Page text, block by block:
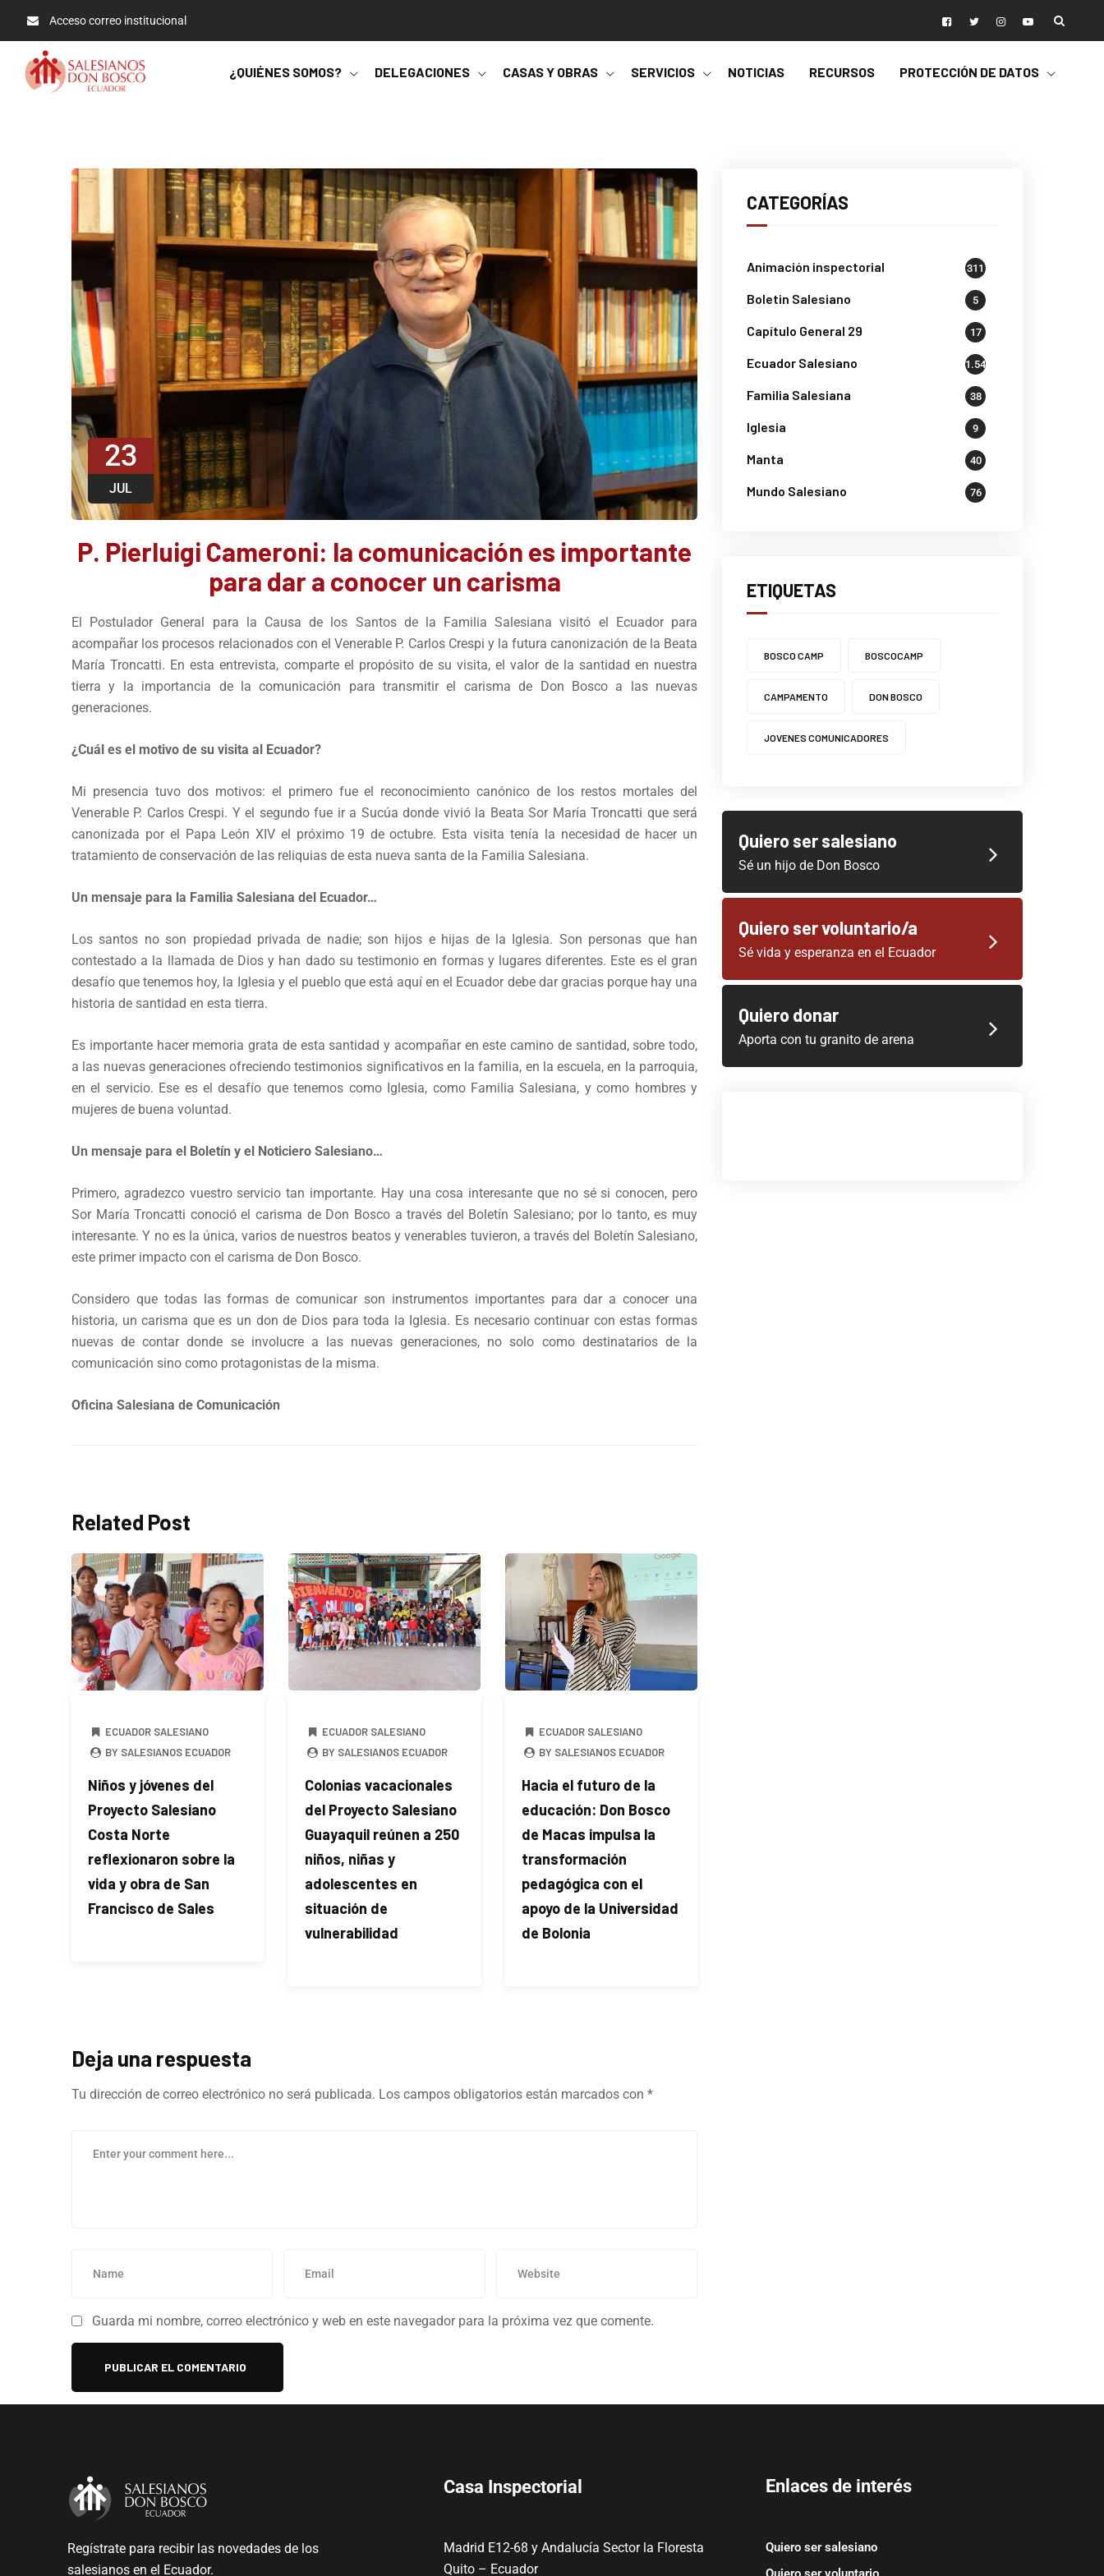
Acceso correo institucional
¿QUIÉNES SOMOS? DELEGACIONES CASAS Y OBRAS SERVICIOS NOTICIAS RECURSOS PROTECCIÓN DE DATOS
23
JUL
P. Pierluigi Cameroni: la comunicación es importante
para dar a conocer un carisma
El Postulador General para la Causa de los Santos de la Familia Salesiana visitó el Ecuador para
acompañar los procesos relacionados con el Venerable P. Carlos Crespi y la futura canonización de la Beata
María Troncatti. En esta entrevista, comparte el propósito de su visita, el valor de la santidad en nuestra
tierra y la importancia de la comunicación para transmitir el carisma de Don Bosco a las nuevas
generaciones.
¿Cuál es el motivo de su visita al Ecuador?
Mi presencia tuvo dos motivos: el primero fue el reconocimiento canónico de los restos mortales del
Venerable P. Carlos Crespi. Y el segundo fue ir a Sucúa donde vivió la Beata Sor María Troncatti que será
canonizada por el Papa León XIV el próximo 19 de octubre. Esta visita tenía la necesidad de hacer un
tratamiento de conservación de las reliquias de esta nueva santa de la Familia Salesiana.
Un mensaje para la Familia Salesiana del Ecuador…
Los santos no son propiedad privada de nadie; son hijos e hijas de la Iglesia. Son personas que han
contestado a la llamada de Dios y han dado su testimonio en formas y lugares diferentes. Este es el gran
desafío que tenemos hoy, la Iglesia y el pueblo que está aquí en el Ecuador debe dar gracias porque hay una
historia de santidad en esta tierra.
Es importante hacer memoria grata de esta santidad y acompañar en este camino de santidad, sobre todo,
a las nuevas generaciones ofreciendo testimonios significativos en la familia, en la escuela, en la parroquia,
en el servicio. Ese es el desafío que tenemos como Iglesia, como Familia Salesiana, y como hombres y
mujeres de buena voluntad.
Un mensaje para el Boletín y el Noticiero Salesiano…
Primero, agradezco vuestro servicio tan importante. Hay una cosa interesante que no sé si conocen, pero
Sor María Troncatti conoció el carisma de Don Bosco a través del Boletín Salesiano; por lo tanto, es muy
interesante. Y no es la única, varios de nuestros beatos y venerables tuvieron, a través del Boletín Salesiano,
este primer impacto con el carisma de Don Bosco.
Considero que todas las formas de comunicar son instrumentos importantes para dar a conocer una
historia, un carisma que es un don de Dios para toda la Iglesia. Es necesario continuar con estas formas
nuevas de contar donde se involucre a las nuevas generaciones, no solo como destinatarios de la
comunicación sino como protagonistas de la misma.
Oficina Salesiana de Comunicación
Related Post
ECUADOR SALESIANO
BY SALESIANOS ECUADOR
Niños y jóvenes del
Proyecto Salesiano
Costa Norte
reflexionaron sobre la
vida y obra de San
Francisco de Sales
ECUADOR SALESIANO
BY SALESIANOS ECUADOR
Colonias vacacionales
del Proyecto Salesiano
Guayaquil reúnen a 250
niños, niñas y
adolescentes en
situación de
vulnerabilidad
ECUADOR SALESIANO
BY SALESIANOS ECUADOR
Hacia el futuro de la
educación: Don Bosco
de Macas impulsa la
transformación
pedagógica con el
apoyo de la Universidad
de Bolonia
Deja una respuesta
Tu dirección de correo electrónico no será publicada. Los campos obligatorios están marcados con *
Guarda mi nombre, correo electrónico y web en este navegador para la próxima vez que comente.
CATEGORÍAS
Animación inspectorial 311
Boletin Salesiano 5
Capítulo General 29 17
Ecuador Salesiano 1.541
Familia Salesiana 38
Iglesia 9
Manta 40
Mundo Salesiano 76
ETIQUETAS
BOSCO CAMP BOSCOCAMP
CAMPAMENTO DON BOSCO
JOVENES COMUNICADORES
Quiero ser salesiano
Sé un hijo de Don Bosco
Quiero ser voluntario/a
Sé vida y esperanza en el Ecuador
Quiero donar
Aporta con tu granito de arena
Regístrate para recibir las novedades de los
salesianos en el Ecuador.
Casa Inspectorial
Madrid E12-68 y Andalucía Sector la Floresta
Quito – Ecuador
Enlaces de interés
Quiero ser salesiano